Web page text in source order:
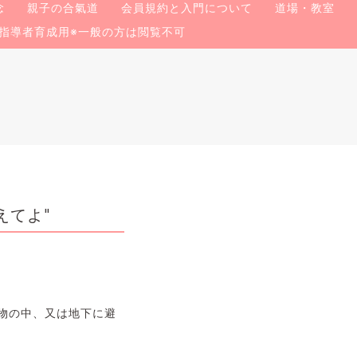
親子の合氣道 会員規約と入門について
道場・教室
導者育成用※一般の方は閲覧不可
てよ"
の中、又は地下に避